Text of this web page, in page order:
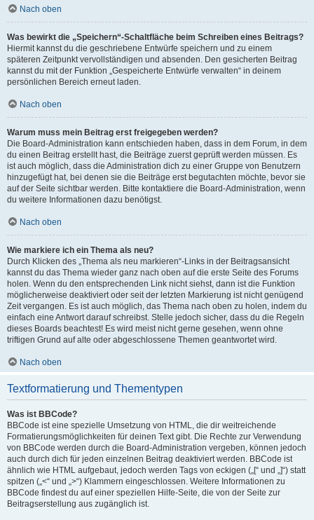
Nach oben
Was bewirkt die „Speichern“-Schaltfläche beim Schreiben eines Beitrags?
Hiermit kannst du die geschriebene Entwürfe speichern und zu einem
späteren Zeitpunkt vervollständigen und absenden. Den gesicherten Beitrag
kannst du mit der Funktion „Gespeicherte Entwürfe verwalten“ in deinem
persönlichen Bereich erneut laden.
Nach oben
Warum muss mein Beitrag erst freigegeben werden?
Die Board-Administration kann entschieden haben, dass in dem Forum, in dem
du einen Beitrag erstellt hast, die Beiträge zuerst geprüft werden müssen. Es
ist auch möglich, dass die Administration dich zu einer Gruppe von Benutzern
hinzugefügt hat, bei denen sie die Beiträge erst begutachten möchte, bevor sie
auf der Seite sichtbar werden. Bitte kontaktiere die Board-Administration, wenn
du weitere Informationen dazu benötigst.
Nach oben
Wie markiere ich ein Thema als neu?
Durch Klicken des „Thema als neu markieren“-Links in der Beitragsansicht
kannst du das Thema wieder ganz nach oben auf die erste Seite des Forums
holen. Wenn du den entsprechenden Link nicht siehst, dann ist die Funktion
möglicherweise deaktiviert oder seit der letzten Markierung ist nicht genügend
Zeit vergangen. Es ist auch möglich, das Thema nach oben zu holen, indem du
einfach eine Antwort darauf schreibst. Stelle jedoch sicher, dass du die Regeln
dieses Boards beachtest! Es wird meist nicht gerne gesehen, wenn ohne
triftigen Grund auf alte oder abgeschlossene Themen geantwortet wird.
Nach oben
Textformatierung und Thementypen
Was ist BBCode?
BBCode ist eine spezielle Umsetzung von HTML, die dir weitreichende
Formatierungsmöglichkeiten für deinen Text gibt. Die Rechte zur Verwendung
von BBCode werden durch die Board-Administration vergeben, können jedoch
auch durch dich für jeden einzelnen Beitrag deaktiviert werden. BBCode ist
ähnlich wie HTML aufgebaut, jedoch werden Tags von eckigen („[“ und „]“) statt
spitzen („<“ und „>“) Klammern eingeschlossen. Weitere Informationen zu
BBCode findest du auf einer speziellen Hilfe-Seite, die von der Seite zur
Beitragserstellung aus zugänglich ist.